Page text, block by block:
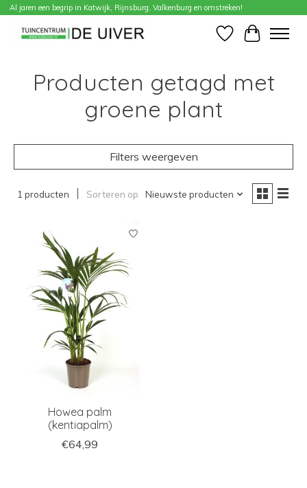
Al jaren een begrip in Katwijk, Rijnsburg, Valkenburg en omstreken!
Verlanglijst
Home / Tags / groene plant
Producten getagd met
groene plant
Filters weergeven
1 producten Sorteren op Nieuwste producten
Howea palm
(kentiapalm)
€64,99